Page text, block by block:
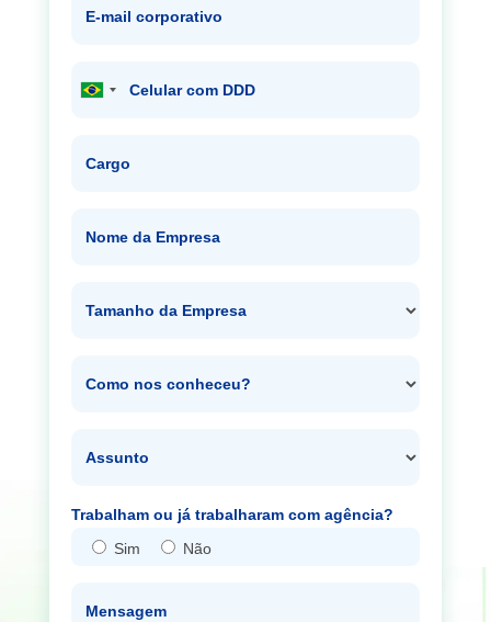
E-mail corporativo
Celular com DDD
Cargo
Nome da Empresa
Tamanho da Empresa
Como nos conheceu?
Assunto
Trabalham ou já trabalharam com agência?
Sim
Não
Mensagem